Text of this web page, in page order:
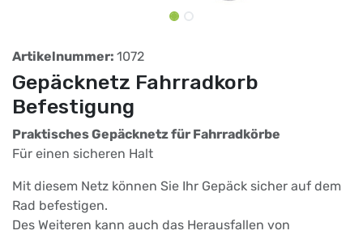
Artikelnummer: 1072
Gepäcknetz Fahrradkorb
Befestigung
Praktisches Gepäcknetz für Fahrradkörbe
Für einen sicheren Halt
Mit diesem Netz können Sie Ihr Gepäck sicher auf dem
Rad befestigen.
Des Weiteren kann auch das Herausfallen von